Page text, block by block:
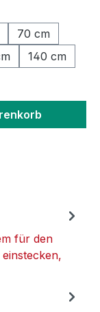
70 cm
140 cm
für den